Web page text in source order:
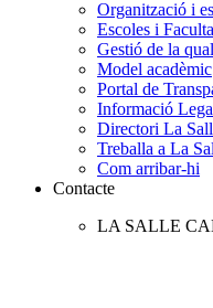
Organització i
Escoles i
Gestió de la
Model acadèmic
Portal de
Informació
Directori La
Treballa a La
Com arribar-hi
Contacte
LA SALLE